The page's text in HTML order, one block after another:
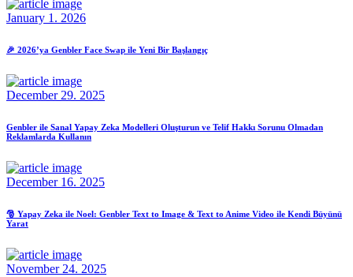
January 1. 2026
🎉 2026’ya Genbler Face Swap ile Yeni Bir Başlangıç
December 29. 2025
Genbler ile Sanal Yapay Zeka Modelleri Oluşturun ve Telif Hakkı Sorunu Olmadan
Reklamlarda Kullanın
December 16. 2025
🎅 Yapay Zeka ile Noel: Genbler Text to Image & Text to Anime Video ile Kendi Büyünü
Yarat
November 24. 2025